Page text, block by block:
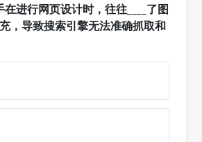
在进行网页设计时，往往____了图
，导致搜索引擎无法准确抓取和